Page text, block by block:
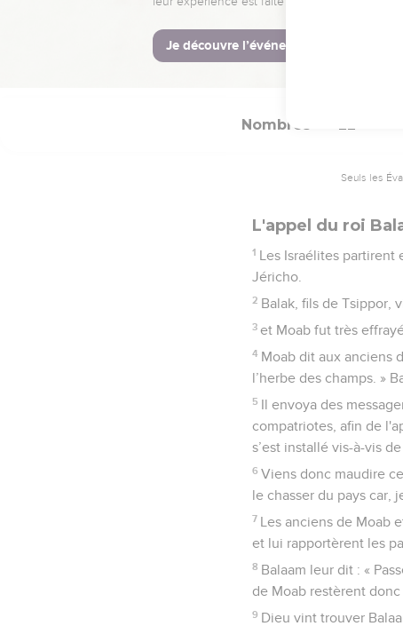
L'Eternel dit à Moïse
pays. Tu le traiteras
Ils le battirent, lui,
Seuls les
L'appel du roi
1 Les Israélites partirent
Jéricho.
2 Balak, fils de Tsippor,
3 et Moab fut très
4 Moab dit aux anciens
l’herbe des champs. »
5 Il envoya des
compatriotes, afin de
s’est installé vis-à-vis de
6 Viens donc maudire
le chasser du pays car,
7 Les anciens de Moab
et lui rapportèrent les
8 Balaam leur dit : «
de Moab restèrent donc
9 Dieu vint trouver